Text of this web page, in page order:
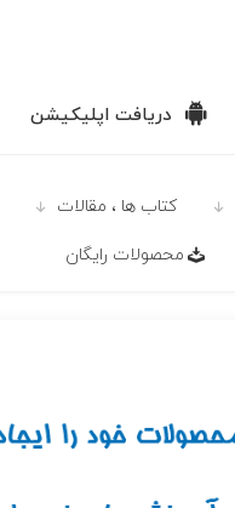
دریافت اپلیکیشن
كتاب ها ، مقالات
محصولات رايگان